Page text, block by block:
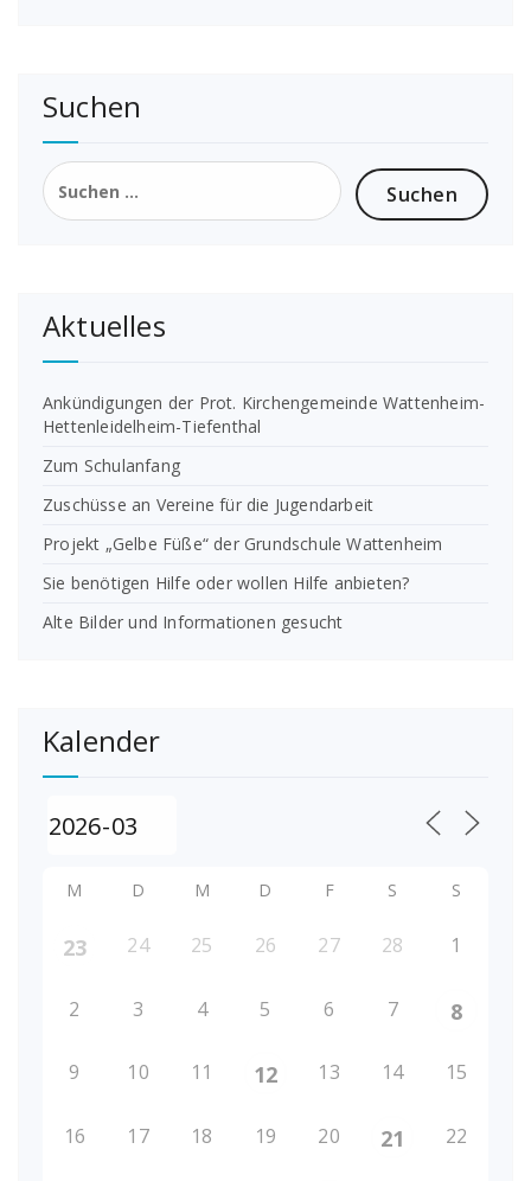
Suchen
Suchen
nach:
Aktuelles
Ankündigungen der Prot. Kirchengemeinde Wattenheim-
Hettenleidelheim-Tiefenthal
Zum Schulanfang
Zuschüsse an Vereine für die Jugendarbeit
Projekt „Gelbe Füße“ der Grundschule Wattenheim
Sie benötigen Hilfe oder wollen Hilfe anbieten?
Alte Bilder und Informationen gesucht
Kalender
M D M D F S S
23 24 25 26 27 28 1
2 3 4 5 6 7 8
9 10 11 12 13 14 15
16 17 18 19 20 21 22